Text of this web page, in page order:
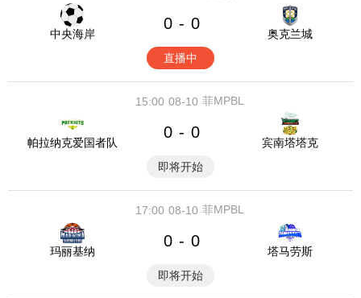
中央海岸
0 - 0
奥克兰城
直播中
08-10
15:00 菲MPBL
帕拉纳克爱国者队
0 - 0
宾南塔塔克
即将开始
08-10
17:00 菲MPBL
玛丽基纳
0 - 0
塔马劳斯
即将开始